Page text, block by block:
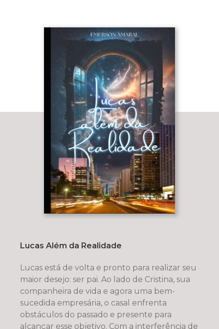
Lucas Além da Realidade
Lucas está de volta e pronto para realizar seu
maior desejo: ser pai. Ao lado de Cristina, sua
companheira de vida e agora uma bem-
sucedida empresária, o casal enfrenta
obstáculos do passado e presente para
alcançar esse objetivo. Com a interferência de